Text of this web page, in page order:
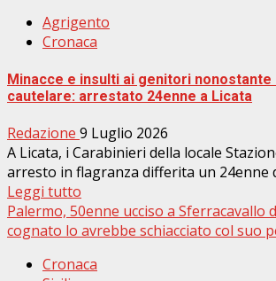
Agrigento
Cronaca
Minacce e insulti ai genitori nonostante
cautelare: arrestato 24enne a Licata
Redazione 9 Luglio 2026
A Licata, i Carabinieri della locale
arresto in flagranza differita un 24enne
Leggi tutto
Palermo, 50enne ucciso a Sferracavallo
cognato lo avrebbe schiacciato col suo
Cronaca